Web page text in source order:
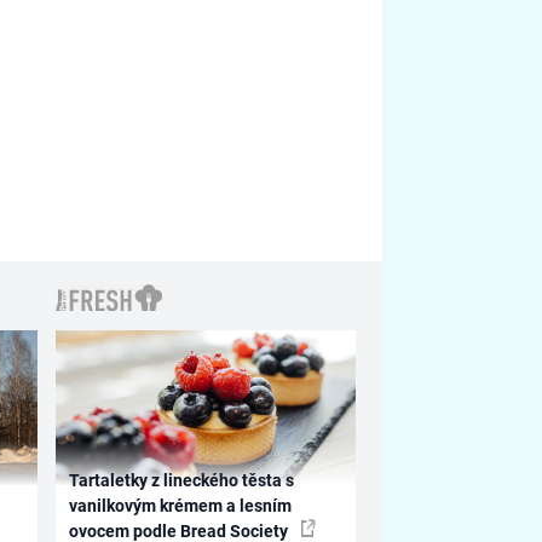
Tartaletky z lineckého těsta s
vanilkovým krémem a lesním
ovocem podle Bread Society